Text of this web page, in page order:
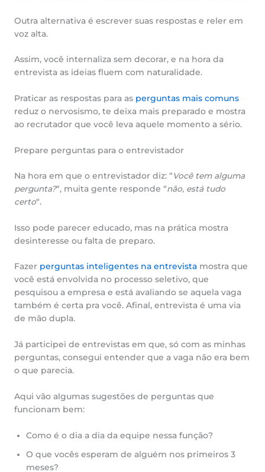
Outra alternativa é escrever suas respostas e reler em
voz alta.
Assim, você internaliza sem decorar, e na hora da
entrevista as ideias fluem com naturalidade.
Praticar as respostas para as perguntas mais comuns
reduz o nervosismo, te deixa mais preparado e mostra
ao recrutador que você leva aquele momento a sério.
Prepare perguntas para o entrevistador
Na hora em que o entrevistador diz: “Você tem alguma
pergunta?“, muita gente responde “não, está tudo
certo“.
Isso pode parecer educado, mas na prática mostra
desinteresse ou falta de preparo.
Fazer perguntas inteligentes na entrevista mostra que
você está envolvida no processo seletivo, que
pesquisou a empresa e está avaliando se aquela vaga
também é certa pra você. Afinal, entrevista é uma via
de mão dupla.
Já participei de entrevistas em que, só com as minhas
perguntas, consegui entender que a vaga não era bem
o que parecia.
Aqui vão algumas sugestões de perguntas que
funcionam bem:
Como é o dia a dia da equipe nessa função?
O que vocês esperam de alguém nos primeiros 3
meses?